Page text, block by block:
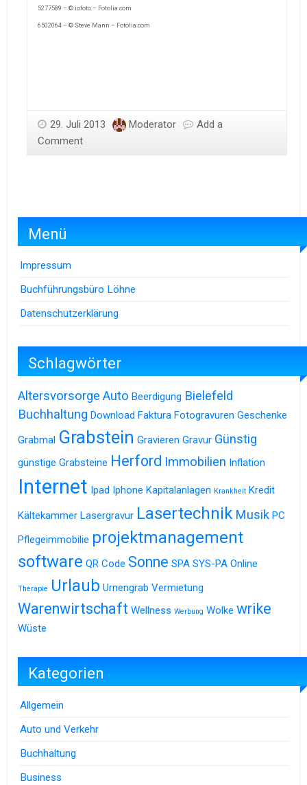
5277589 – © iofoto – Fotolia.com
6502064 – © Steve Mann – Fotolia.com
29. Juli 2013 Moderator
Add a
Comment
Menü
Impressum
Buchführungsbüro Löhne
Datenschutzerklärung
Schlagwörter
Altersvorsorge Auto Beerdigung Bielefeld
Buchhaltung Download Faktura Fotogravuren Geschenke
Grabmal Grabstein Gravieren Gravur Günstig
günstige Grabsteine Herford Immobilien Inflation
Internet Ipad Iphone Kapitalanlagen Krankheit Kredit
Kältekammer Lasergravur Lasertechnik Musik PC
Pflegeimmobilie projektmanagement
software QR Code Sonne SPA SYS-PA Online
Therapie Urlaub Urnengrab Vermietung
Warenwirtschaft Wellness Werbung Wolke wrike
Wüste
Kategorien
Allgemein
Auto und Verkehr
Buchhaltung
Business